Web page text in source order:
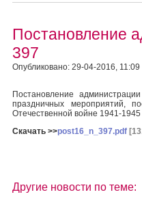
Постановление
397
Опубликовано: 29-04-2016, 11:09
Постановление
праздничных мероприятий,
Отечественной войне 1941-1945
Скачать >>post16_n_397.pdf
Другие новости по теме: